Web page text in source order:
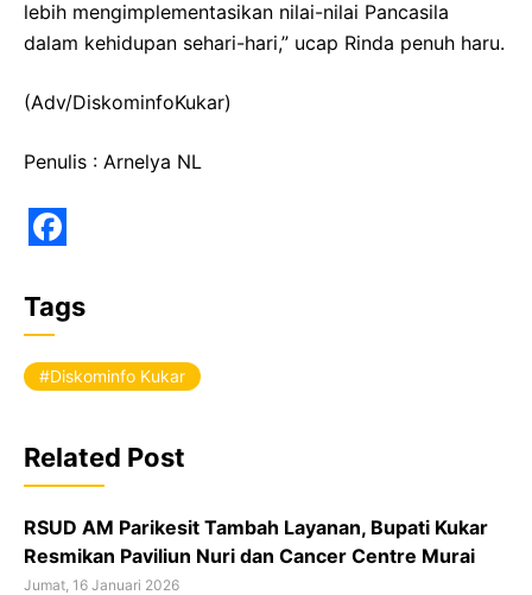
lebih mengimplementasikan nilai-nilai Pancasila
dalam kehidupan sehari-hari,” ucap Rinda penuh haru.
(Adv/DiskominfoKukar)
Penulis : Arnelya NL
a
c
e
o
o
k
Tags
Diskominfo Kukar
Related Post
RSUD AM Parikesit Tambah Layanan, Bupati Kukar
Resmikan Paviliun Nuri dan Cancer Centre Murai
Jumat, 16 Januari 2026